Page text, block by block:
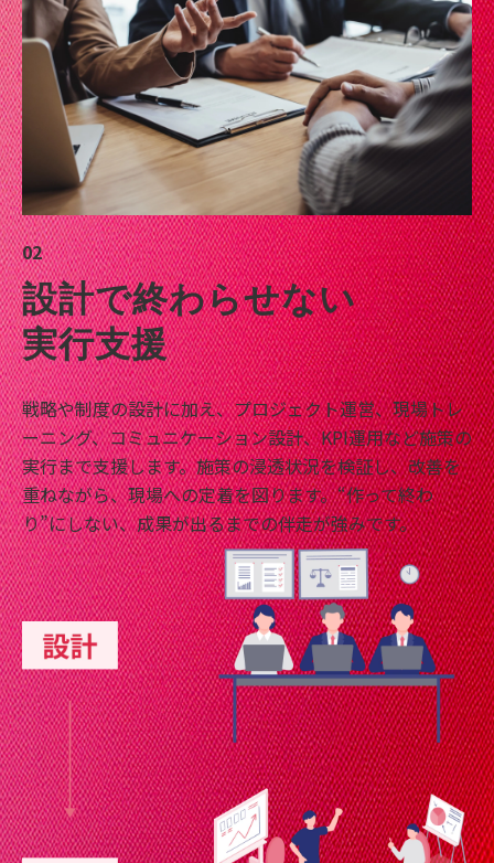
02
設計で終わらせない
実行支援
戦略や制度の設計に加え、プロジェクト運営、現場トレ
ーニング、コミュニケーション設計、KPI運用など施策の
実行まで支援します。施策の浸透状況を検証し、改善を
重ねながら、現場への定着を図ります。“作って終わ
り”にしない、成果が出るまでの伴走が強みです。